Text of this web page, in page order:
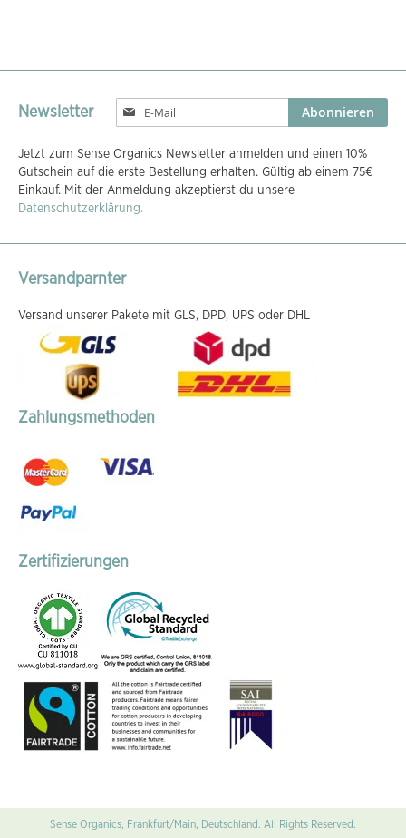
Newsletter
Melden
Sie
für
unseren
Newsletter
an:
Abonnieren
Jetzt zum Sense Organics Newsletter anmelden und einen 10%
Gutschein auf die erste Bestellung erhalten. Gültig ab einem 75€
Einkauf. Mit der Anmeldung akzeptierst du unsere
Datenschutzerklärung.
Versandparnter
Versand unserer Pakete mit GLS, DPD, UPS oder DHL
Zahlungsmethoden
Zertifizierungen
Sense Organics, Frankfurt/Main, Deutschland. All Rights Reserved.